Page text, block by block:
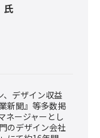
氏
、デザイン収益
新聞』等多数掲
ネージャーとし
のデザイン会社